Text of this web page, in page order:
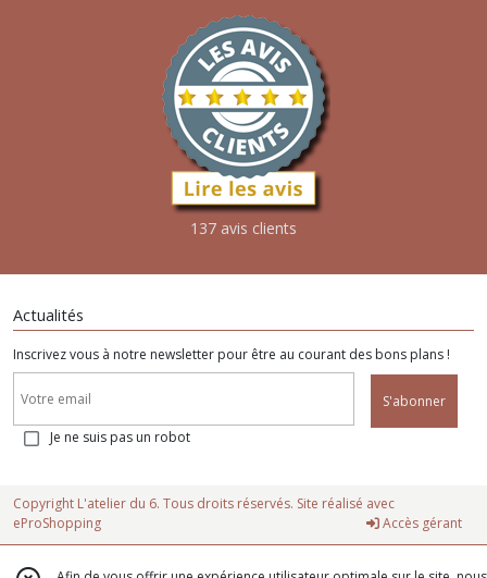
137 avis clients
Actualités
Inscrivez vous à notre newsletter pour être au courant des bons plans !
S'abonner
Je ne suis pas un robot
Copyright L'atelier du 6. Tous droits réservés. Site réalisé avec
eProShopping
Accès gérant